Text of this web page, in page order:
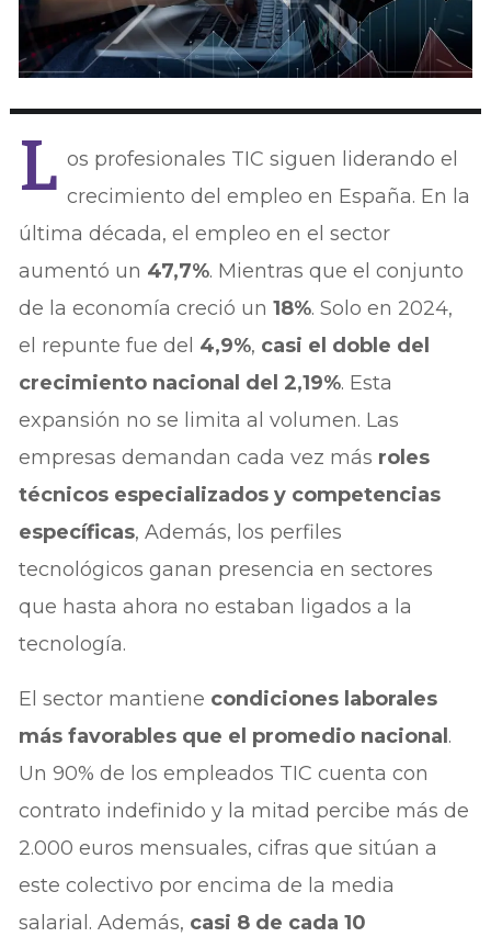
L os profesionales TIC siguen liderando el
crecimiento del empleo en España. En la
última década, el empleo en el sector
aumentó un 47,7%. Mientras que el conjunto
de la economía creció un18%. Solo en 2024,
el repunte fue del 4,9%, casi el doble del
crecimiento nacional del 2,19%. Esta
expansión no se limita al volumen. Las
empresas demandan cada vez más roles
técnicos especializados y competencias
específicas, Además, los perfiles
tecnológicos ganan presencia en sectores
que hasta ahora no estaban ligados a la
tecnología.
El sector mantiene condiciones laborales
más favorables que el promedio nacional .
Un 90% de los empleados TIC cuenta con
contrato indefinido y la mitad percibe más de
2.000 euros mensuales, cifras que sitúan a
este colectivo por encima de la media
salarial. Además, casi 8 de cada 10